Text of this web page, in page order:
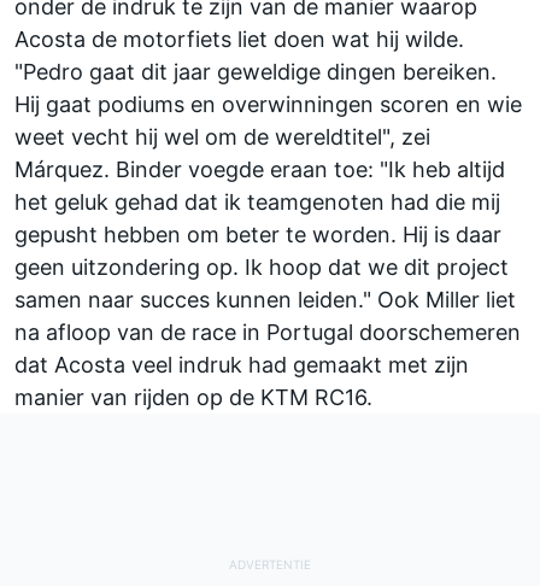
onder de indruk te zijn van de manier waarop
Acosta de motorfiets liet doen wat hij wilde.
"Pedro gaat dit jaar geweldige dingen bereiken.
Hij gaat podiums en overwinningen scoren en wie
weet vecht hij wel om de wereldtitel", zei
Márquez. Binder voegde eraan toe: "Ik heb altijd
het geluk gehad dat ik teamgenoten had die mij
gepusht hebben om beter te worden. Hij is daar
geen uitzondering op. Ik hoop dat we dit project
samen naar succes kunnen leiden." Ook Miller liet
na afloop van de race in Portugal doorschemeren
dat Acosta veel indruk had gemaakt met zijn
manier van rijden op de KTM RC16.